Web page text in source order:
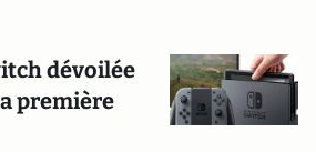
dévoilée
première